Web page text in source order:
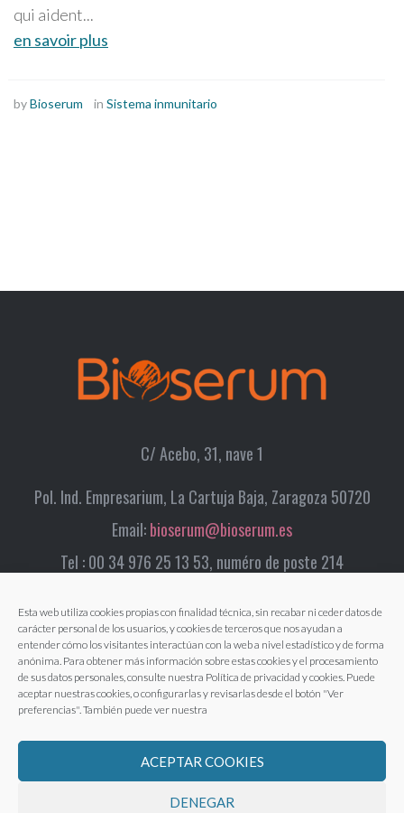
Esta web utiliza cookies propias con finalidad técnica, sin recabar ni ceder datos de
carácter personal de los usuarios, y cookies de terceros que nos ayudan a
entender cómo los visitantes interactúan con la web a nivel estadístico y de forma
anónima. Para obtener más información sobre estas cookies y el procesamiento
de sus datos personales, consulte nuestra Política de privacidad y cookies. Puede
aceptar nuestras cookies, o configurarlas y revisarlas desde el botón "Ver
preferencias". También puede ver nuestra
ACEPTAR COOKIES
DENEGAR
qui aident...
en savoir plus
byBioserum in Sistema inmunitario
C/ Acebo, 31, nave 1
Pol. Ind. Empresarium, La Cartuja Baja, Zaragoza 50720
Email:bioserum@bioserum.es
Tel : 00 34 976 25 13 53, numéro de poste 214